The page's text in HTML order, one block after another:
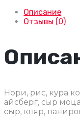
Описание
Отзывы (0)
Нори, рис, кура
айсберг, сыр
сыр, кляр,